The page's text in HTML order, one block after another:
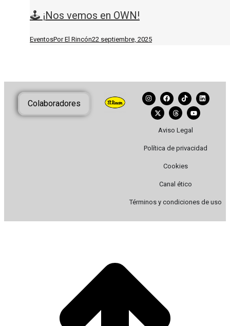
🕹️ ¡Nos vemos en OWN!
EventosPorEl Rincón22 septiembre, 2025
Colaboradores
Aviso Legal
Política de privacidad
Cookies
Canal ético
Términos y condiciones de uso